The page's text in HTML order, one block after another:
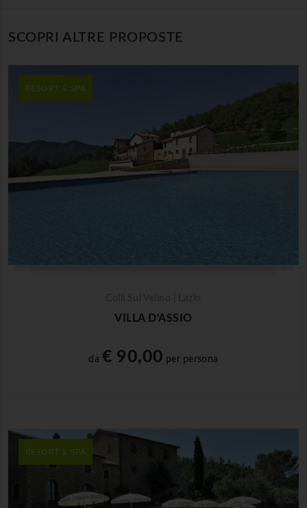
SCOPRI ALTRE PROPOSTE
RESORT & SPA
VILLA D'ASSIO
da € 90,00 per persona
RESORT & SPA